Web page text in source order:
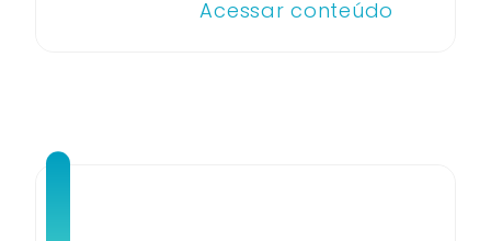
Acessar conteúdo